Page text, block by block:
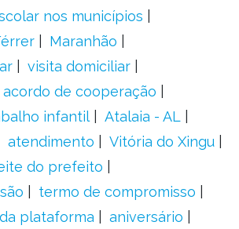
nos municípios
Maranhão
visita domiciliar
acordo de cooperação
infantil
Atalaia - AL
atendimento
Vitória do Xingu
do prefeito
termo de compromisso
plataforma
aniversário